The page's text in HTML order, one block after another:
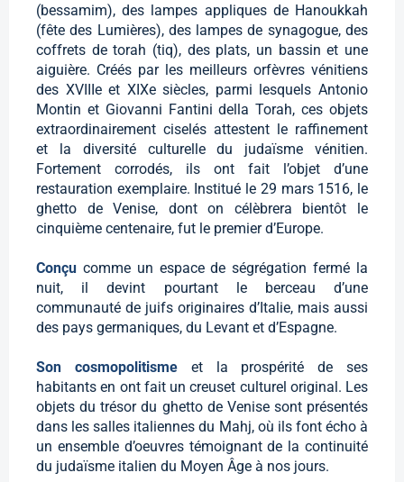
(bessamim), des lampes appliques de Hanoukkah
(fête des Lumières), des lampes de synagogue, des
coffrets de torah (tiq), des plats, un bassin et une
aiguière. Créés par les meilleurs orfèvres vénitiens
des XVIIIe et XIXe siècles, parmi lesquels Antonio
Montin et Giovanni Fantini della Torah, ces objets
extraordinairement ciselés attestent le raffinement
et la diversité culturelle du judaïsme vénitien.
Fortement corrodés, ils ont fait l’objet d’une
restauration exemplaire. Institué le 29 mars 1516, le
ghetto de Venise, dont on célèbrera bientôt le
cinquième centenaire, fut le premier d’Europe.
Conçu comme un espace de ségrégation fermé la
nuit, il devint pourtant le berceau d’une
communauté de juifs originaires d’Italie, mais aussi
des pays germaniques, du Levant et d’Espagne.
Son cosmopolitisme et la prospérité de ses
habitants en ont fait un creuset culturel original. Les
objets du trésor du ghetto de Venise sont présentés
dans les salles italiennes du Mahj, où ils font écho à
un ensemble d’oeuvres témoignant de la continuité
du judaïsme italien du Moyen Âge à nos jours.